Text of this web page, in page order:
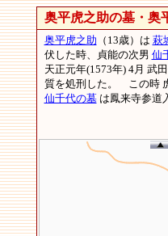
奥平虎之助の墓・奥
奥平虎之助 （13歳）は 萩
伏した時、貞能の次男 仙
天正元年(1573年) 4月 武
質を処刑した。 この時
仙千代の墓は鳳来寺参道